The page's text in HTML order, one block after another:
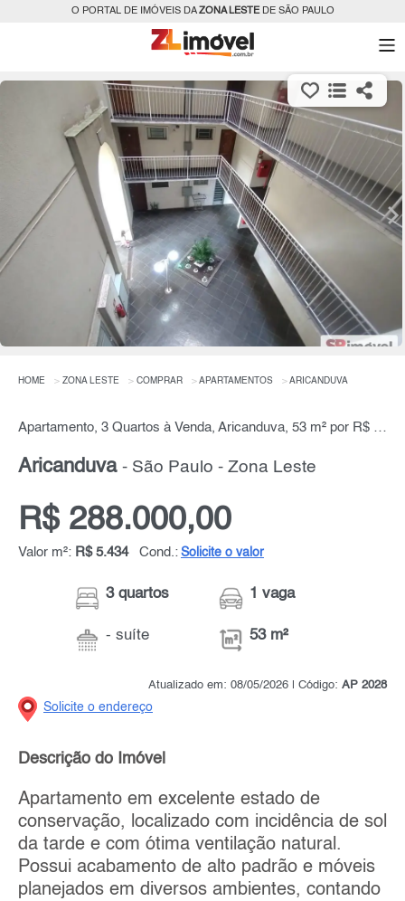
O PORTAL DE IMÓVEIS DAZONA LESTEDE SÃO PAULO
HOME ZONA LESTE COMPRAR APARTAMENTOS ARICANDUVA
Apartamento, 3 Quartos à Venda, Aricanduva, 53 m² por R$ 288.000,00
Aricanduva - São Paulo - Zona Leste
R$ 288.000,00
Valor m²: R$ 5.434 Cond.: Solicite o valor
3 quartos
- suíte
1 vaga
53 m²
Atualizado em: 08/05/2026 | Código: AP 2028
Solicite o endereço
Descrição do Imóvel
Apartamento em excelente estado de
conservação, localizado com incidência de sol
da tarde e com ótima ventilação natural.
Possui acabamento de alto padrão e móveis
planejados em diversos ambientes, contando